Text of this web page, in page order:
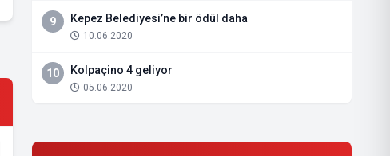
9 Kepez Belediyesi’ne bir ödül daha
10.06.2020
10 Kolpaçino 4 geliyor
05.06.2020